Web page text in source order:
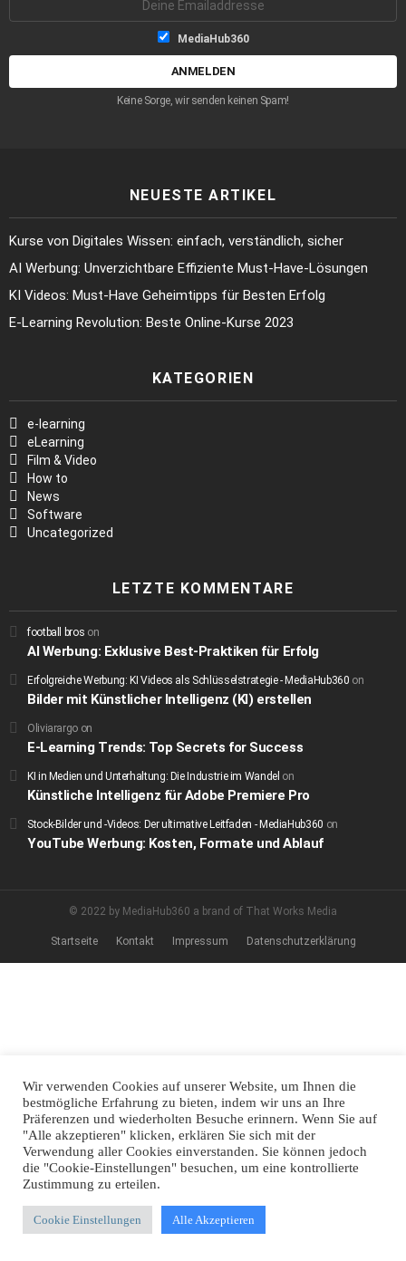
MediaHub360
Keine Sorge, wir senden keinen Spam!
NEUESTE ARTIKEL
Kurse von Digitales Wissen: einfach, verständlich, sicher
AI Werbung: Unverzichtbare Effiziente Must-Have-Lösungen
KI Videos: Must-Have Geheimtipps für Besten Erfolg
E-Learning Revolution: Beste Online-Kurse 2023
KATEGORIEN
e-learning
eLearning
Film & Video
How to
News
Software
Uncategorized
LETZTE KOMMENTARE
football bros on
AI Werbung: Exklusive Best-Praktiken für Erfolg
Erfolgreiche Werbung: KI Videos als Schlüsselstrategie - MediaHub360 on
Bilder mit Künstlicher Intelligenz (KI) erstellen
Oliviarargo on
E-Learning Trends: Top Secrets for Success
KI in Medien und Unterhaltung: Die Industrie im Wandel on
Künstliche Intelligenz für Adobe Premiere Pro
Stock-Bilder und -Videos: Der ultimative Leitfaden - MediaHub360 on
YouTube Werbung: Kosten, Formate und Ablauf
© 2022 by MediaHub360 a brand of That Works Media
Startseite Kontakt Impressum Datenschutzerklärung
Wir verwenden Cookies auf unserer Website, um Ihnen die
bestmögliche Erfahrung zu bieten, indem wir uns an Ihre
Präferenzen und wiederholten Besuche erinnern. Wenn Sie auf
"Alle akzeptieren" klicken, erklären Sie sich mit der
Verwendung aller Cookies einverstanden. Sie können jedoch
die "Cookie-Einstellungen" besuchen, um eine kontrollierte
Zustimmung zu erteilen.
Cookie Einstellungen Alle Akzeptieren